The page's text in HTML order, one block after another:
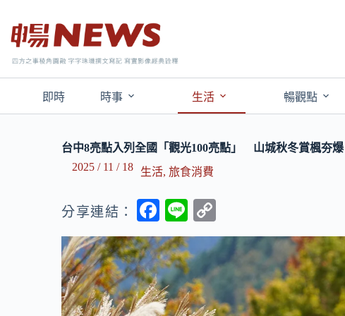
即時 時事 生活 暢觀點
台中8亮點入列全國「觀光100亮點」 山城秋冬賞楓夯爆
2025 / 11 / 18
生活,旅食消費
分享連結：
F
ac
e
b
o
Li
n
e
o
p
y
Li